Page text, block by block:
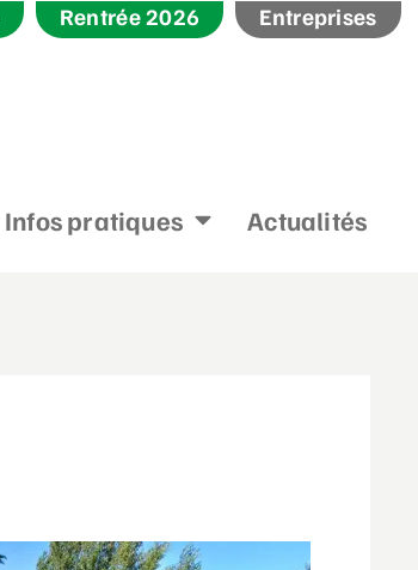
Rentrée 2026 Entreprises
Infos pratiques Actualités